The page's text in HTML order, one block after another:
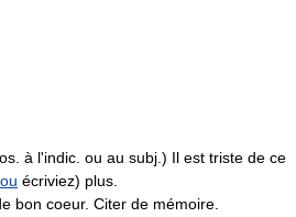
à l'indic. ou au subj.) Il est triste de ce
ou écriviez) plus.
bon coeur. Citer de mémoire.